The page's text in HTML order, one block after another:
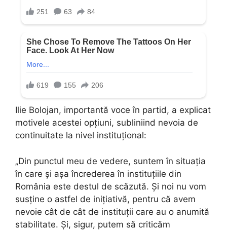
Ilie Bolojan, importantă voce în partid, a explicat
motivele acestei opțiuni, subliniind nevoia de
continuitate la nivel instituțional:
„Din punctul meu de vedere, suntem în situația
în care și așa încrederea în instituțiile din
România este destul de scăzută. Și noi nu vom
susține o astfel de inițiativă, pentru că avem
nevoie cât de cât de instituții care au o anumită
stabilitate. Și, sigur, putem să criticăm